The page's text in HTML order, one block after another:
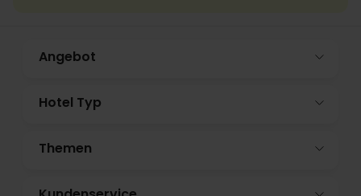
Angebot
Hotel Typ
Themen